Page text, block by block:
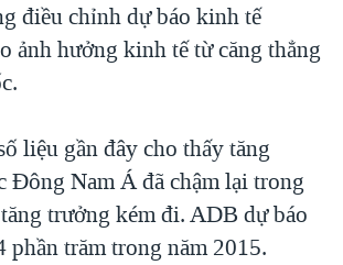
điều chỉnh dự báo kinh tế
ảnh hưởng kinh tế từ căng thẳng
liệu gần đây cho thấy tăng
Đông Nam Á đã chậm lại trong
trưởng kém đi. ADB dự báo
phần trăm trong năm 2015.